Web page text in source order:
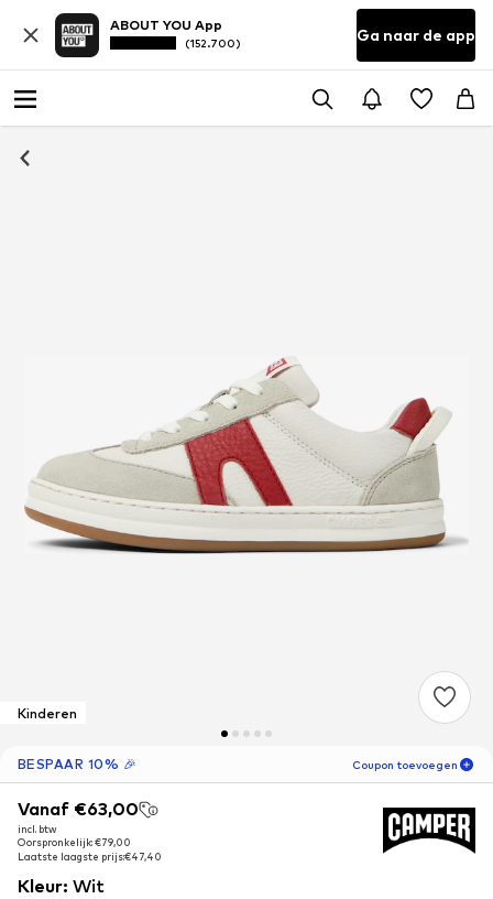
ABOUT YOU App
(152.700) Ga naar de app
Kinderen
BESPAAR 10% 🎉 Coupon toevoegen
-10%
19U 18
Vanaf €63,00
incl. btw
Oorspronkelijk: €79,00
Laatste laagste prijs:€47,40
Vanaf €63,00
incl. btw
Oorspronkelijk: €79,00
Laatste laagste prijs:€47,40
Kleur: Wit